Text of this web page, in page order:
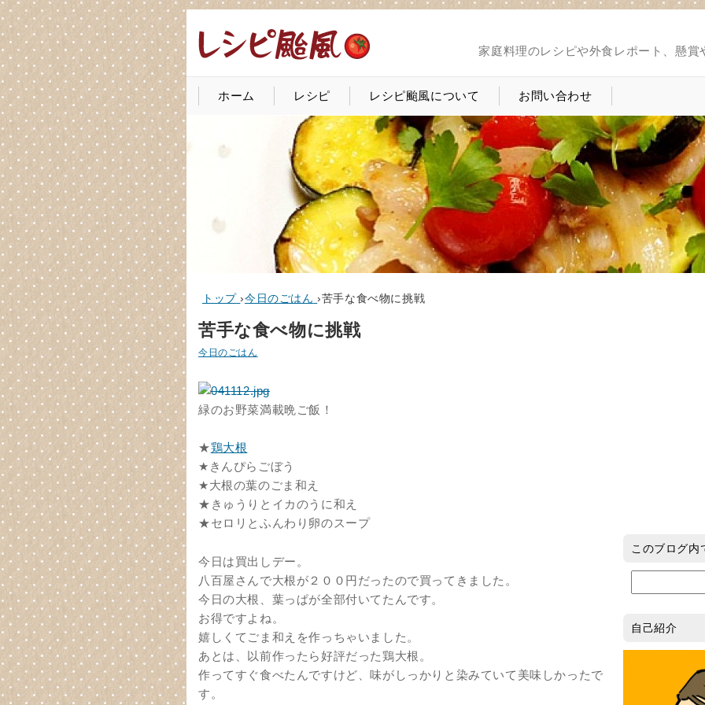
家庭料理のレシピや外食レポート、懸
ホーム レシピ レシピ颱風について お問い合わせ
トップ ›今日のごはん ›苦手な食べ物に挑戦
苦手な食べ物に挑戦
今日のごはん
緑のお野菜満載晩ご飯！
★鶏大根
★きんぴらごぼう
★大根の葉のごま和え
★きゅうりとイカのうに和え
★セロリとふんわり卵のスープ
今日は買出しデー。
八百屋さんで大根が２００円だったので買ってきました。
今日の大根、葉っぱが全部付いてたんです。
お得ですよね。
嬉しくてごま和えを作っちゃいました。
あとは、以前作ったら好評だった鶏大根。
作ってすぐ食べたんですけど、味がしっかりと染みていて美味しかったで
す。
このブログ内
自己紹介